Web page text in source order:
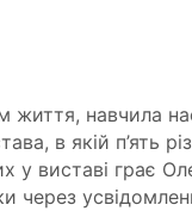
життя, навчила
в якій п’ять
у виставі грає
через